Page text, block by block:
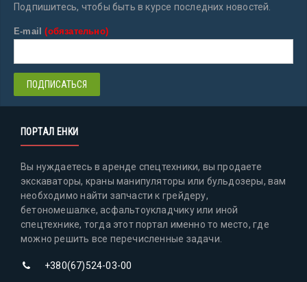
Подпишитесь, чтобы быть в курсе последних новостей.
E-mail(обязательно)
ПОРТАЛ ЕНКИ
Вы нуждаетесь в аренде спецтехники, вы продаете
экскаваторы, краны манипуляторы или бульдозеры, вам
необходимо найти запчасти к грейдеру,
бетономешалке, асфальтоукладчику или иной
спецтехнике, тогда этот портал именно то место, где
можно решить все перечисленные задачи.
+380(67)524-03-00